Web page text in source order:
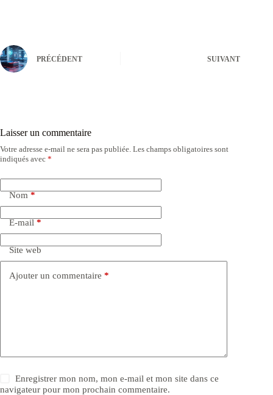
PRÉCÉDENT SUIVANT
Laisser un commentaire
Votre adresse e-mail ne sera pas publiée. Les champs obligatoires sont
indiqués avec *
Nom *
E-mail *
Site web
Ajouter un commentaire *
Enregistrer mon nom, mon e-mail et mon site dans ce
navigateur pour mon prochain commentaire.